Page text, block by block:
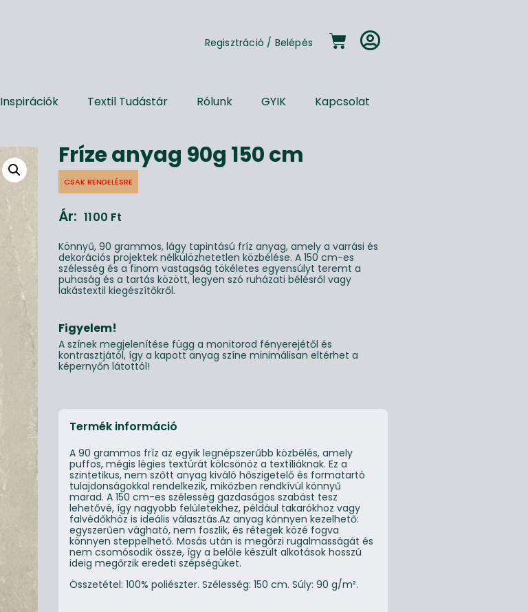
Regisztráció / Belépés
Inspirációk Textil Tudástár Rólunk GYIK Kapcsolat
Fríze anyag 90g 150 cm
CSAK RENDELÉSRE
Ár: 1100 Ft
Könnyű, 90 grammos, lágy tapintású fríz anyag, amely a varrási és
dekorációs projektek nélkülözhetetlen közbélése. A 150 cm-es
szélesség és a finom vastagság tökéletes egyensúlyt teremt a
puhaság és a tartás között, legyen szó ruházati bélésről vagy
lakástextil kiegészítőkről.
Figyelem!
A színek megjelenítése függ a monitorod fényerejétől és
kontrasztjától, így a kapott anyag színe minimálisan eltérhet a
képernyőn látottól!
Termék információ
A 90 grammos fríz az egyik legnépszerűbb közbélés, amely
puffos, mégis légies textúrát kölcsönöz a textíliáknak. Ez a
szintetikus, nem szőtt anyag kiváló hőszigetelő és formatartó
tulajdonságokkal rendelkezik, miközben rendkívül könnyű
marad. A 150 cm-es szélesség gazdaságos szabást tesz
lehetővé, így nagyobb felületekhez, például takarókhoz vagy
falvédőkhöz is ideális választás.Az anyag könnyen kezelhető:
egyszerűen vágható, nem foszlik, és rétegek közé fogva
könnyen steppelhető. Mosás után is megőrzi rugalmasságát és
nem csomósodik össze, így a belőle készült alkotások hosszú
ideig megőrzik eredeti szépségüket.
Összetétel: 100% poliészter. Szélesség: 150 cm. Súly: 90 g/m².